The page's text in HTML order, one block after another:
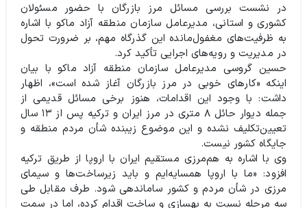
در نشست بررسی مسائل مرز بازرگان با حضور مسئولان
کشوری و استانی، مدیرعامل سازمان منطقه آزاد ماکو با اشاره
به ظرفیت‌های مغفول‌مانده این گذرگاه مهم، بر ضرورت تحول
در مدیریت و رویه‌های اجرایی تأکید کرد.
حسین گروسی مدیرعامل سازمان منطقه آزاد ماکو با بیان
اینکه «کارهای خوبی در مرز بازرگان آغاز شده است»، اظهار
داشت: با وجود این اقدامات، هنوز برخی مسائل قدیمی از
جمله دیوار حائل ۸ متری در مرز ایران و ترکیه پس از ۱۳ سال
تعیین‌تکلیف نشده و این موضوع زیبنده شأن مردم منطقه و
جایگاه کشور نیست.
وی با اشاره به هم‌مرزی مستقیم ایران با اروپا از طریق ترکیه
افزود: «ما با اروپا همسایه‌ایم و باید زیرساخت‌ها و سیمای
مرزی در شأن مردم و کشور ساماندهی شود. طرف مقابل طی
سه مرحله نسبت به بهسازی و ساخت اقدام کرده، اما در سمت